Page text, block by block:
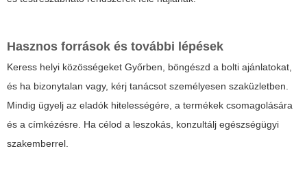
Hasznos források és további lépések
Keress helyi közösségeket Győrben, böngészd a bolti ajánlatokat,
és ha bizonytalan vagy, kérj tanácsot személyesen szaküzletben.
Mindig ügyelj az eladók hitelességére, a termékek csomagolására
és a címkézésre. Ha célod a leszokás, konzultálj egészségügyi
szakemberrel.